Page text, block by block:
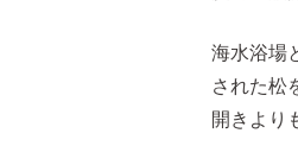
海水浴場
された松
開きより